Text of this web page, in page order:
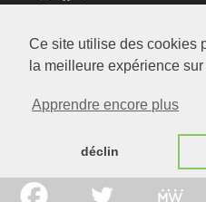
Ce site utilise des cookies
la meilleure expérience
Apprendre encore plus
déclin
stephandumont.fr |